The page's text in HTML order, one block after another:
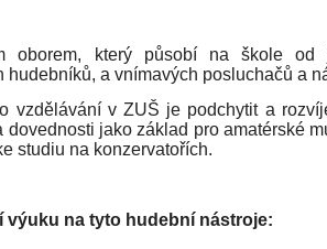
oborem, který působí na škole
a vnímavých posluchačů a
vzdělávání v ZUŠ je podchytit a
jako základ pro amatérské
studiu na konzervatořích.
výuku na tyto hudební nástroje: